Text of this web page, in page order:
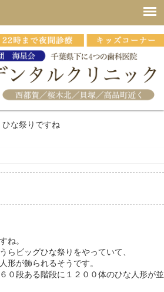
ひな祭りですね
ね。
らビッグひな祭りをやっていて、
形が飾られるそうです。
０段ある階段に１２００体のひな人形が並